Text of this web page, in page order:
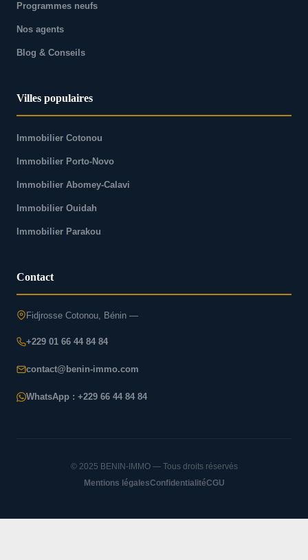
Programmes neufs
Nos agents
Blog & Conseils
Villes populaires
Immobilier Cotonou
Immobilier Porto-Novo
Immobilier Abomey-Calavi
Immobilier Ouidah
Immobilier Parakou
Contact
Fidjrosse Cotonou, Bénin —
+229 01 66 44 84 84
contact@benin-immo.com
WhatsApp : +229 66 44 84 84
© 2025 BENIN-IMMO — Tous droits réservés
Mentions légalesConfidentialitéCGU